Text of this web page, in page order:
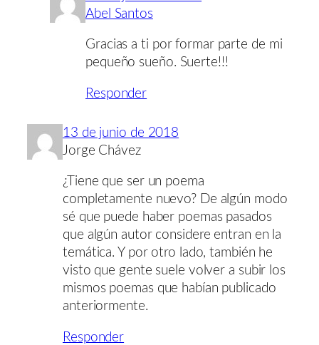
Abel Santos
Gracias a ti por formar parte de mi
pequeño sueño. Suerte!!!
Responder
13 de junio de 2018
Jorge Chávez
¿Tiene que ser un poema
completamente nuevo? De algún modo
sé que puede haber poemas pasados
que algún autor considere entran en la
temática. Y por otro lado, también he
visto que gente suele volver a subir los
mismos poemas que habían publicado
anteriormente.
Responder